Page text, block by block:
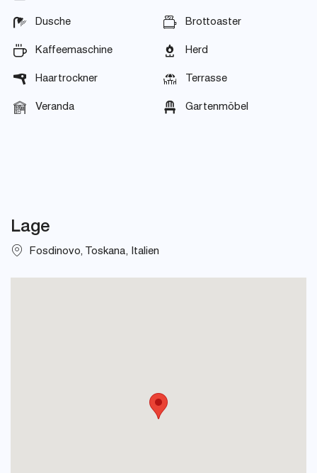
Dusche Brottoaster
Kaffeemaschine Herd
Haartrockner Terrasse
Veranda Gartenmöbel
Lage
Fosdinovo, Toskana, Italien